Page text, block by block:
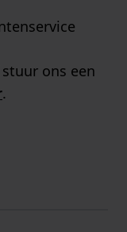
ons een
.